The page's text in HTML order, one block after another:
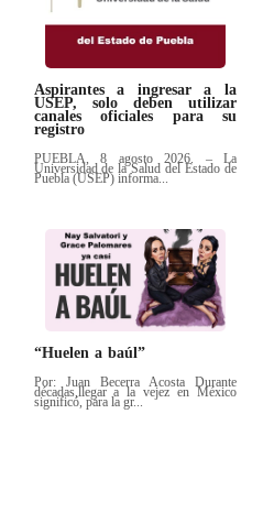
Aspirantes a ingresar a la
USEP, solo deben utilizar
canales oficiales para su
registro
PUEBLA, 8 agosto 2026. – La
Universidad de la Salud del Estado de
Puebla (USEP) informa...
“Huelen a baúl”
Por: Juan Becerra Acosta Durante
décadas,llegar a la vejez en México
significó, para la gr...